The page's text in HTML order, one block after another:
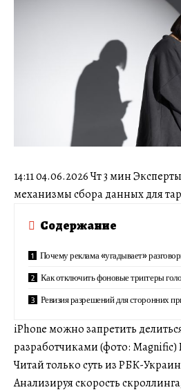
14:11 04.06.2026 Чт 3 мин
механизмы сбора данных для
Содержание
Почему реклама «угадывает»
Как отключить фоновые триггеры
Ревизия разрешений для сторонних
iPhone можно запретить
разработчиками (фото: Magnific)
Читай только суть из РБК-
Анализируя скорость